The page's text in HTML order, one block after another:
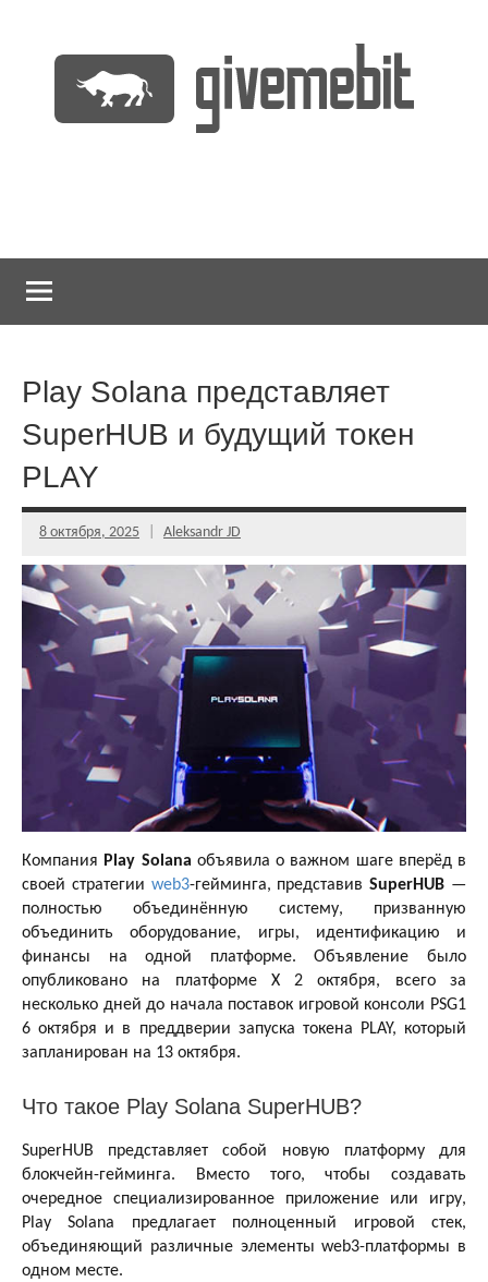
содержимому
Play Solana представляет
SuperHUB и будущий токен
PLAY
8 октября, 2025 Aleksandr JD
Компания Play Solana объявила о важном шаге вперёд в
своей стратегии web3-гейминга, представивSuperHUB —
полностью объединённую систему, призванную
объединить оборудование, игры, идентификацию и
финансы на одной платформе. Объявление было
опубликовано на платформе X 2 октября, всего за
несколько дней до начала поставок игровой консоли PSG1
6 октября и в преддверии запуска токена PLAY, который
запланирован на 13 октября.
Что такое Play Solana SuperHUB?
SuperHUB представляет собой новую платформу для
блокчейн-гейминга. Вместо того, чтобы создавать
очередное специализированное приложение или игру,
Play Solana предлагает полноценный игровой стек,
объединяющий различные элементы web3-платформы в
одном месте.